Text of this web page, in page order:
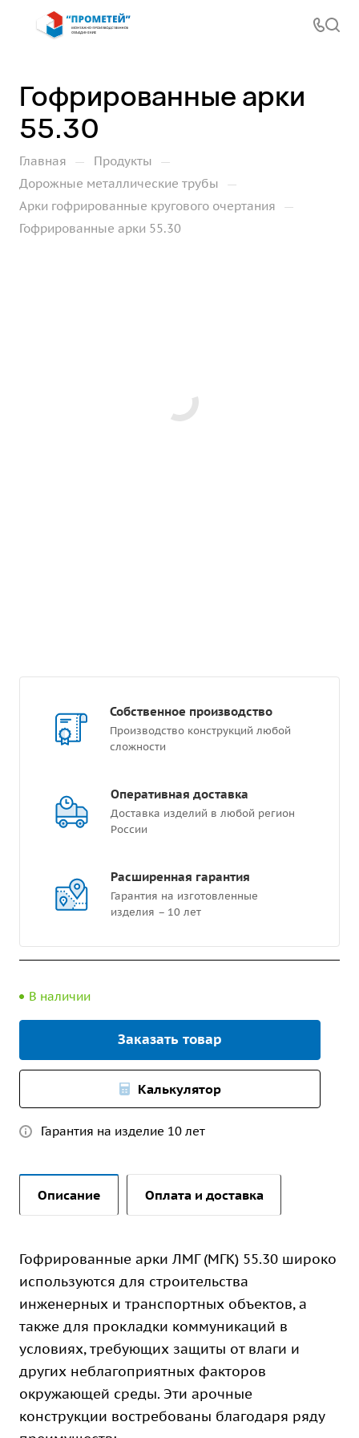
Гофрированные арки
55.30
Главная — Продукты —
Дорожные металлические трубы —
Арки гофрированные кругового очертания —
Гофрированные арки 55.30
Собственное производство
Производство конструкций любой
сложности
Оперативная доставка
Доставка изделий в любой регион
России
Расширенная гарантия
Гарантия на изготовленные
изделия – 10 лет
В наличии
Заказать товар
Калькулятор
Гарантия на изделие 10 лет
Описание Оплата и доставка
Гофрированные арки ЛМГ (МГК) 55.30 широко
используются для строительства
инженерных и транспортных объектов, а
также для прокладки коммуникаций в
условиях, требующих защиты от влаги и
других неблагоприятных факторов
окружающей среды. Эти арочные
конструкции востребованы благодаря ряду